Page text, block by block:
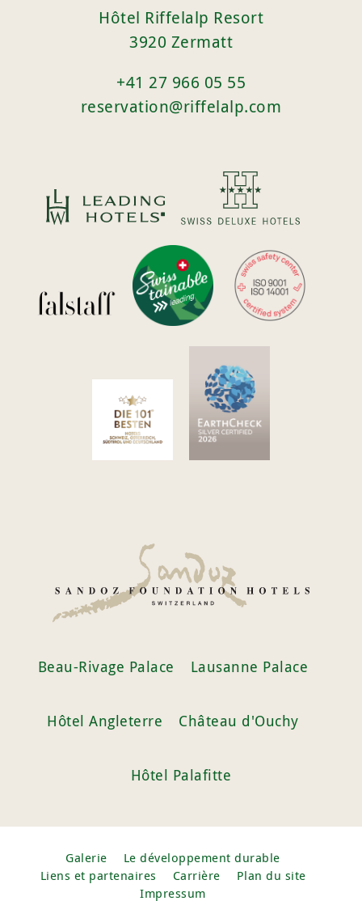
Hôtel Riffelalp Resort
3920 Zermatt
+41 27 966 05 55
reservation@riffelalp.com
Beau-Rivage Palace Lausanne Palace
Hôtel Angleterre Château d'Ouchy
Hôtel Palafitte
Galerie
Le développement durable
Liens et partenaires
Carrière
Plan du site
Impressum